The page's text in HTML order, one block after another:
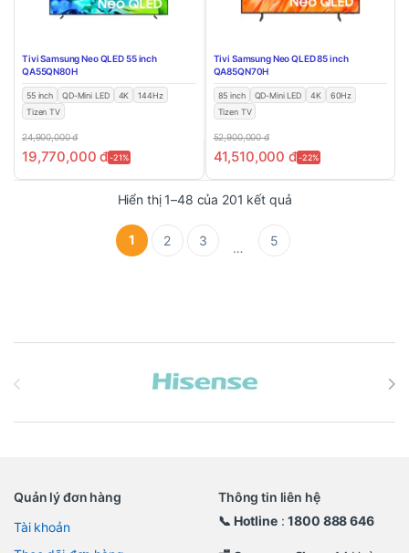
Tivi Samsung Neo QLED 55 inch
QA55QN80H
55 inch QD-Mini LED 4K
144Hz
Tizen TV
24,900,000đ
19,770,000đ-21%
Tivi Samsung Neo QLED 85 inch
QA85QN70H
85 inch QD-Mini LED 4K
60Hz
Tizen TV
52,900,000đ
41,510,000 đ-22%
Hiển thị 1–48 của 201 kết quảĐã sắp xếp theo
1 2 3 … 5
Quản lý đơn hàng
Tài khoản
Thông tin liên hệ
📞 Hotline:1800 888 646